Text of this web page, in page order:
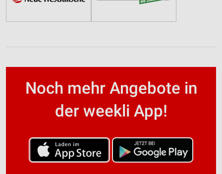
Noch mehr Angebote in
der weekli App!